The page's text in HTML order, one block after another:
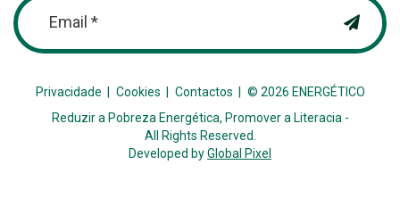
Email *
Privacidade Cookies Contactos
© 2026 ENERGÉTICO
Reduzir a Pobreza Energética, Promover a Literacia -
All Rights Reserved.
Developed byGlobal Pixel